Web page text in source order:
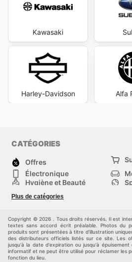
Kawasaki
Harley-Davidson Alfa
CATÉGORIES
Offres
Électronique
Hygiène et Beauté
Mode
Bricolage, jardin et
Plus de catégories
Copyright © 2026 . Tous droits réservés. Il est
textes sans accord écrit préalable. Photos du
produits sont présentées à titre d'illustration
des distributeurs officiels listés sur ce site. Les
jusqu'à la date d'expiration ou jusqu'à
informatif et ne peut être utilisé pour réclamer les
fonction du lieu.